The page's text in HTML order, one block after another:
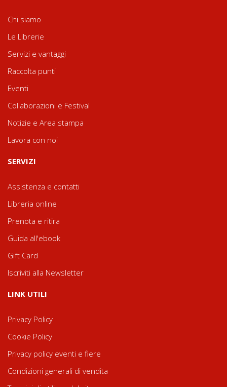
Chi siamo
Le Librerie
Servizi e vantaggi
Raccolta punti
Eventi
Collaborazioni e Festival
Notizie e Area stampa
Lavora con noi
SERVIZI
Assistenza e contatti
Libreria online
Prenota e ritira
Guida all'ebook
Gift Card
Iscriviti alla Newsletter
LINK UTILI
Privacy Policy
Cookie Policy
Privacy policy eventi e fiere
Condizioni generali di vendita